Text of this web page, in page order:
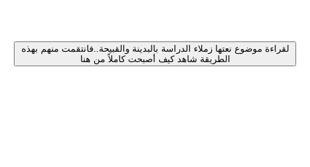
لقراءة موضوع نعتها زملاء الدراسة بالبدينة والقبيحة..فانتقمت منهم بهذه
الطريقة شاهد كيف أصبحت كاملاً من هنا